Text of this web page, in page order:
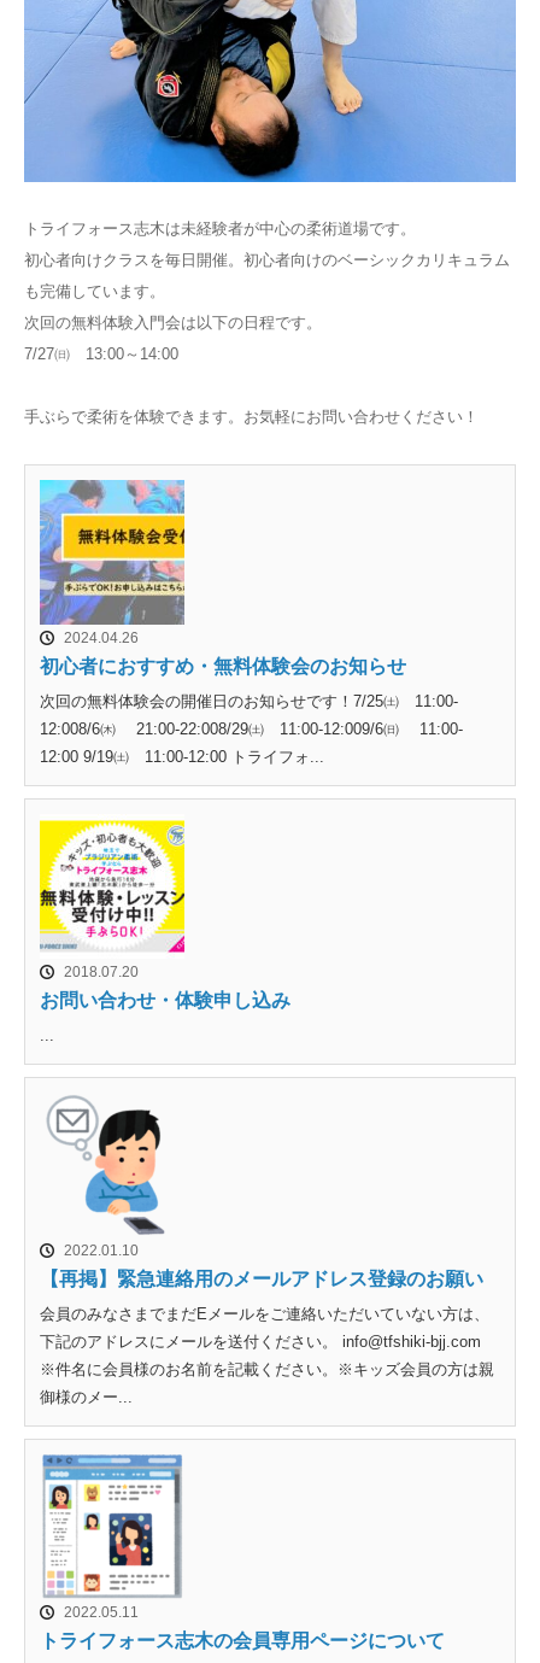
トライフォース志木は未経験者が中心の柔術道場です。
初心者向けクラスを毎日開催。初心者向けのベーシックカリキュラム
も完備しています。
次回の無料体験入門会は以下の日程です。
7/27㈰ 13:00～14:00
手ぶらで柔術を体験できます。お気軽にお問い合わせください！
2024.04.26
初心者におすすめ・無料体験会のお知らせ
次回の無料体験会の開催日のお知らせです！7/25㈯ 11:00-
12:008/6㈭ 21:00-22:008/29㈯ 11:00-12:009/6㈰ 11:00-
12:00 9/19㈯ 11:00-12:00 トライフォ...
2018.07.20
お問い合わせ・体験申し込み
...
2022.01.10
【再掲】緊急連絡用のメールアドレス登録のお願い
会員のみなさまでまだEメールをご連絡いただいていない方は、
下記のアドレスにメールを送付ください。 info@tfshiki-bjj.com
※件名に会員様のお名前を記載ください。※キッズ会員の方は親
御様のメー...
2022.05.11
トライフォース志木の会員専用ページについて